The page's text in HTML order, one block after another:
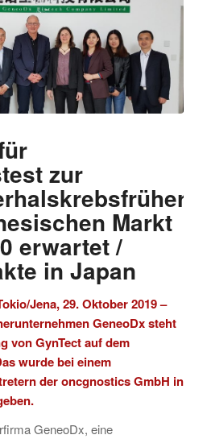
zur
Markt
erwartet /
in Japan
Jena, 29. Oktober 2019 –
GeneoDxsteht
von GynTect auf dem
wurde bei einem
deroncgnostics GmbH in
GeneoDx, eine